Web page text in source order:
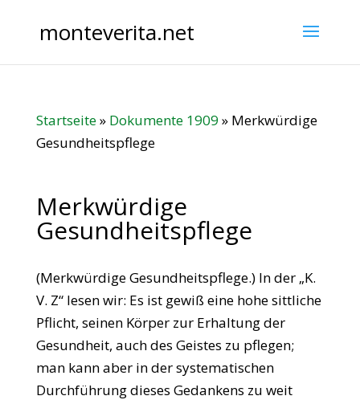
monteverita.net
Startseite» Dokumente 1909 » Merkwürdige
Gesundheitspflege
Merkwürdige
Gesundheitspflege
(Merkwürdige Gesundheitspflege.) In der „K.
V. Z“ lesen wir: Es ist gewiß eine hohe sittliche
Pflicht, seinen Körper zur Erhaltung der
Gesundheit, auch des Geistes zu pflegen;
man kann aber in der systematischen
Durchführung dieses Gedankens zu weit